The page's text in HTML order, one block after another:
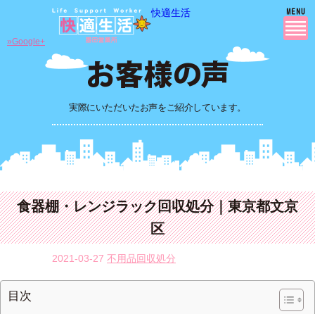
快適生活
実際にいただいたお声をご紹介しています。
»Google+
食器棚・レンジラック回収処分｜東京都文京
区
2021-03-27 不用品回収処分
目次